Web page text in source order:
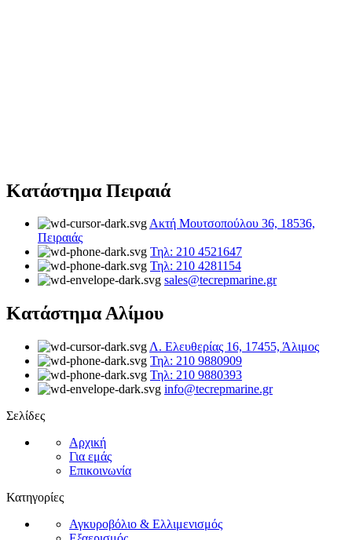
Κατάστημα Πειραιά
Ακτή Μουτσοπούλου 36, 18536,
Πειραιάς
Τηλ: 210 4521647
Τηλ: 210 4281154
sales@tecrepmarine.gr
Κατάστημα Αλίμου
Λ. Ελευθερίας 16, 17455, Άλιμος
Τηλ: 210 9880909
Τηλ: 210 9880393
info@tecrepmarine.gr
Σελίδες
Αρχική
Για εμάς
Επικοινωνία
Κατηγορίες
Αγκυροβόλιο & Ελλιμενισμός